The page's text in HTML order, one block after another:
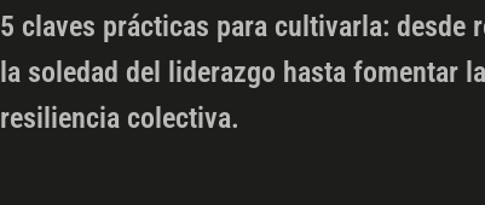
5 claves prácticas para cultivarla: desde
la soledad del liderazgo hasta fomentar la
resiliencia colectiva.